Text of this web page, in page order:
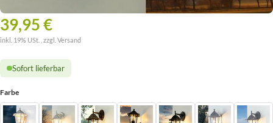
39,95 €
inkl. 19% USt. , zzgl. Versand
Sofort lieferbar
Farbe